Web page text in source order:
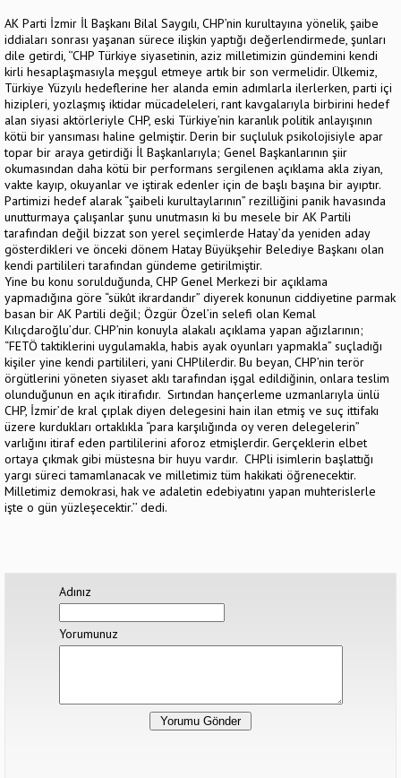
AK Parti İzmir İl Başkanı Bilal Saygılı, CHP’nin kurultayına yönelik, şaibe
iddiaları sonrası yaşanan sürece ilişkin yaptığı değerlendirmede, şunları
dile getirdi, ‘’CHP Türkiye siyasetinin, aziz milletimizin gündemini kendi
kirli hesaplaşmasıyla meşgul etmeye artık bir son vermelidir. Ülkemiz,
Türkiye Yüzyılı hedeflerine her alanda emin adımlarla ilerlerken, parti içi
hizipleri, yozlaşmış iktidar mücadeleleri, rant kavgalarıyla birbirini hedef
alan siyasi aktörleriyle CHP, eski Türkiye’nin karanlık politik anlayışının
kötü bir yansıması haline gelmiştir. Derin bir suçluluk psikolojisiyle apar
topar bir araya getirdiği İl Başkanlarıyla; Genel Başkanlarının şiir
okumasından daha kötü bir performans sergilenen açıklama akla ziyan,
vakte kayıp, okuyanlar ve iştirak edenler için de başlı başına bir ayıptır.
Partimizi hedef alarak “şaibeli kurultaylarının” rezilliğini panik havasında
unutturmaya çalışanlar şunu unutmasın ki bu mesele bir AK Partili
tarafından değil bizzat son yerel seçimlerde Hatay’da yeniden aday
gösterdikleri ve önceki dönem Hatay Büyükşehir Belediye Başkanı olan
kendi partilileri tarafından gündeme getirilmiştir.
Yine bu konu sorulduğunda, CHP Genel Merkezi bir açıklama
yapmadığına göre “sükût ikrardandır” diyerek konunun ciddiyetine parmak
basan bir AK Partili değil; Özgür Özel’in selefi olan Kemal
Kılıçdaroğlu’dur. CHP’nin konuyla alakalı açıklama yapan ağızlarının;
“FETÖ taktiklerini uygulamakla, habis ayak oyunları yapmakla” suçladığı
kişiler yine kendi partilileri, yani CHPlilerdir. Bu beyan, CHP’nin terör
örgütlerini yöneten siyaset aklı tarafından işgal edildiğinin, onlara teslim
olunduğunun en açık itirafıdır. Sırtından hançerleme uzmanlarıyla ünlü
CHP, İzmir’de kral çıplak diyen delegesini hain ilan etmiş ve suç ittifakı
üzere kurdukları ortaklıkla “para karşılığında oy veren delegelerin”
varlığını itiraf eden partililerini aforoz etmişlerdir. Gerçeklerin elbet
ortaya çıkmak gibi müstesna bir huyu vardır. CHPli isimlerin başlattığı
yargı süreci tamamlanacak ve milletimiz tüm hakikati öğrenecektir.
Milletimiz demokrasi, hak ve adaletin edebiyatını yapan muhterislerle
işte o gün yüzleşecektir.’’ dedi.
Adınız
Yorumunuz